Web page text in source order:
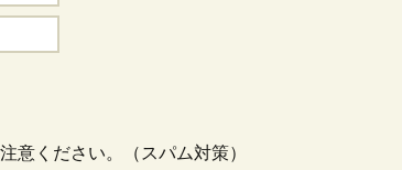
意ください。（スパム対策）